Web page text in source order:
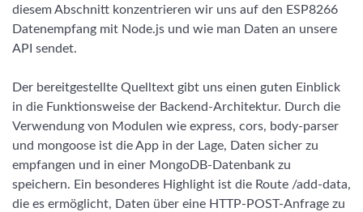
diesem Abschnitt konzentrieren wir uns auf den ESP8266
Datenempfang mit Node.js und wie man Daten an unsere
API sendet.
Der bereitgestellte Quelltext gibt uns einen guten Einblick
in die Funktionsweise der Backend-Architektur. Durch die
Verwendung von Modulen wie express, cors, body-parser
und mongoose ist die App in der Lage, Daten sicher zu
empfangen und in einer MongoDB-Datenbank zu
speichern. Ein besonderes Highlight ist die Route /add-data,
die es ermöglicht, Daten über eine HTTP-POST-Anfrage zu